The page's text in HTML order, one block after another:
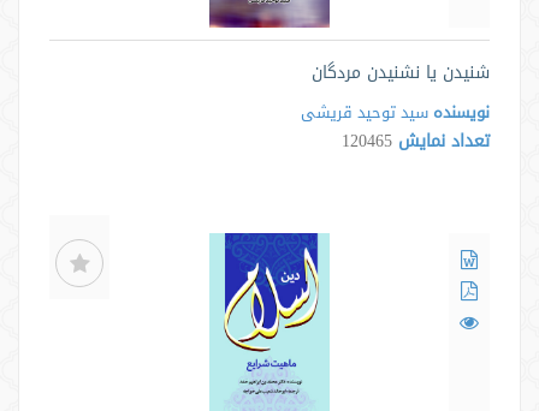
شنیدن یا نشنیدن مردگان
نویسنده سید توحید قریشی
تعداد نمایش 120465